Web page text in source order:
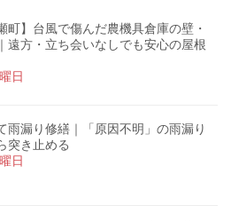
町】台風で傷んだ農機具倉庫の壁・
遠方・立ち会いなしでも安心の屋根
日
雨漏り修繕｜「原因不明」の雨漏り
突き止める
日